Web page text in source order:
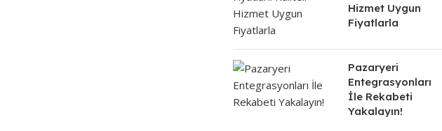
Hizmet Uygun
Fiyatlarla
Pazaryeri
Entegrasyonları
İle Rekabeti
Yakalayın!